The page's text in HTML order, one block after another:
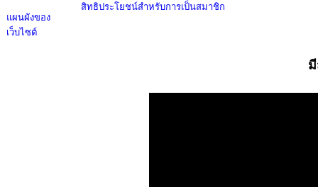
แผนผังของ
เว็บไซต์
สิทธิประโยชน์สำหรับการเป็นสมาชิก